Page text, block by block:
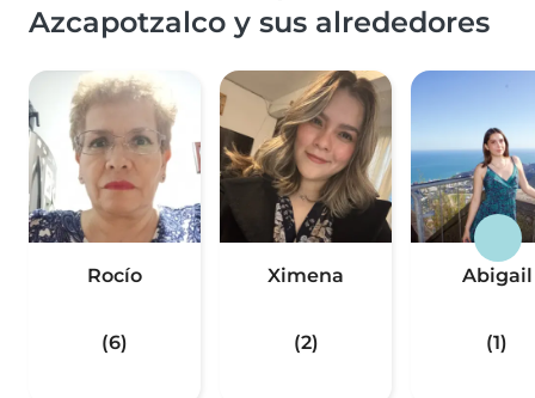
Azcapotzalco y sus alrededores
Rocío
(6)
Ximena
(2)
Abigail
(1)